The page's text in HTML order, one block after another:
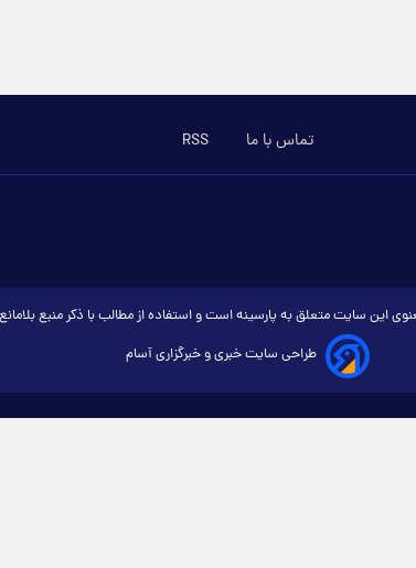
تماس با ما RSS
این سایت متعلق به پارسینه است و استفاده از مطالب با ذکر منبع
طراحی سایت خبری و خبرگزاری آسام